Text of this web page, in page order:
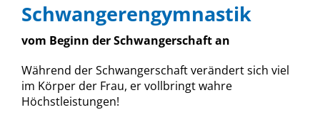
Schwangerengymnastik
vom Beginn der Schwangerschaft an
Während der Schwangerschaft verändert sich viel
im Körper der Frau, er vollbringt wahre
Höchstleistungen!